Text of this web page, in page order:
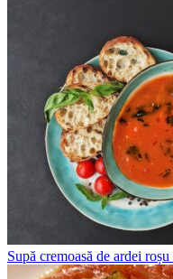
Supă cremoasă de ardei roșu